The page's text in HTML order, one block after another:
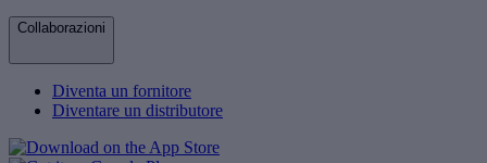
Collaborazioni
Diventa un fornitore
Diventare un distributore